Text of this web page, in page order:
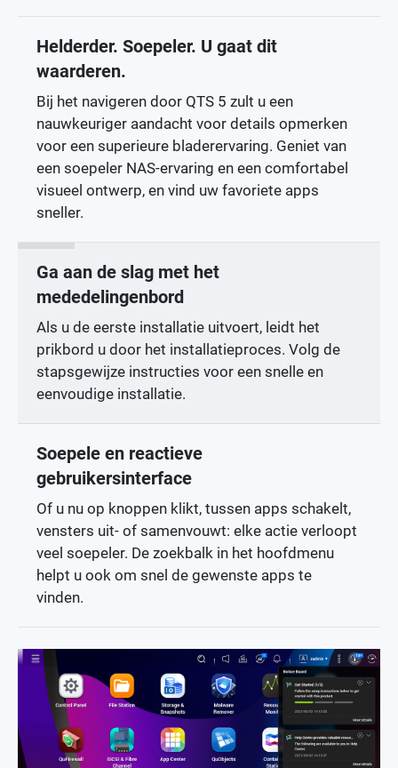
Helderder. Soepeler. U gaat dit
waarderen.
Bij het navigeren door QTS 5 zult u een
nauwkeuriger aandacht voor details opmerken
voor een superieure bladerervaring. Geniet van
een soepeler NAS-ervaring en een comfortabel
visueel ontwerp, en vind uw favoriete apps
sneller.
Ga aan de slag met het
mededelingenbord
Als u de eerste installatie uitvoert, leidt het
prikbord u door het installatieproces. Volg de
stapsgewijze instructies voor een snelle en
eenvoudige installatie.
Soepele en reactieve
gebruikersinterface
Of u nu op knoppen klikt, tussen apps schakelt,
vensters uit- of samenvouwt: elke actie verloopt
veel soepeler. De zoekbalk in het hoofdmenu
helpt u ook om snel de gewenste apps te
vinden.